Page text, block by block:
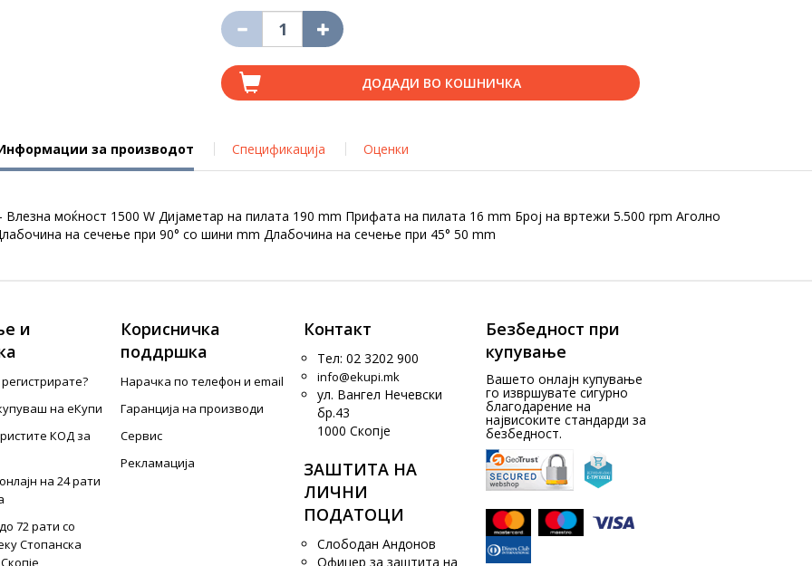
ДОДАДИ ВО КОШНИЧКА
за производот Спецификација Оценки
моќност 1500 W Дијаметар на пилата 190 mm Прифата на пилата 16 mm Број на вртежи 5.500 rpm Аголно
на сечење при 90° со шини mm Длабочина на сечење при 45° 50 mm
и
на еКупи
КОД за
на 24 рати
72 рати со
Стопанска
Корисничка
поддршка
Нарачка по телефон и еmail
Гаранција на производи
Сервис
Рекламација
Контакт
Тел: 02 3202 900
info@ekupi.mk
ул. Вангел Нечевски
бр.43
1000 Скопје
ЗАШТИТА НА
ЛИЧНИ
ПОДАТОЦИ
Слободан Андонов
Офицер за заштита на
Безбедност при
купување
Вашето онлајн купување
го извршувате сигурно
благодарение на
највисоките стандарди за
безбедност.